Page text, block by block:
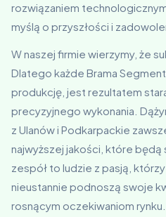
rozwiązaniem
myślą o przyszłości i
W naszej firmie wierzymy, że
Dlatego każde Brama
produkcję, jest rezultatem
precyzyjnego wykonania.
z Ulanów i Podkarpackie
najwyższej jakości, które będą
zespół to ludzie z pasją,
nieustannie podnoszą swoje
rosnącym oczekiwaniom